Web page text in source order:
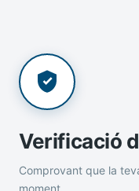
Verificació
Comprovant que la
moment.